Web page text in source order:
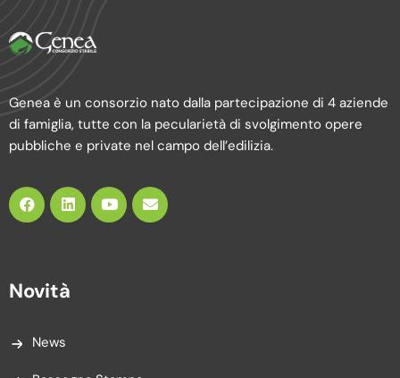
Genea è un consorzio nato dalla partecipazione di 4 aziende
di famiglia, tutte con la pecularietà di svolgimento opere
pubbliche e private nel campo dell’edilizia.
Novità
News